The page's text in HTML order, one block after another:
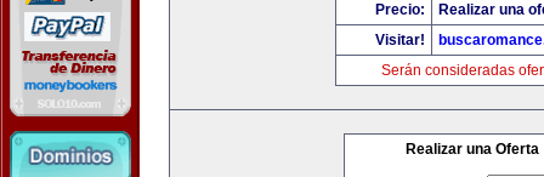
Precio:
Realizar una
Visitar!
Serán consideradas
Realizar una Oferta